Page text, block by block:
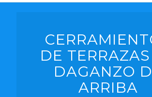
DE
DAGANZO
ARRIBA